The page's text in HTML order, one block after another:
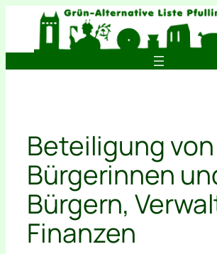
springen
Beteiligung von
Bürgerinnen
Bürgern,
Finanzen